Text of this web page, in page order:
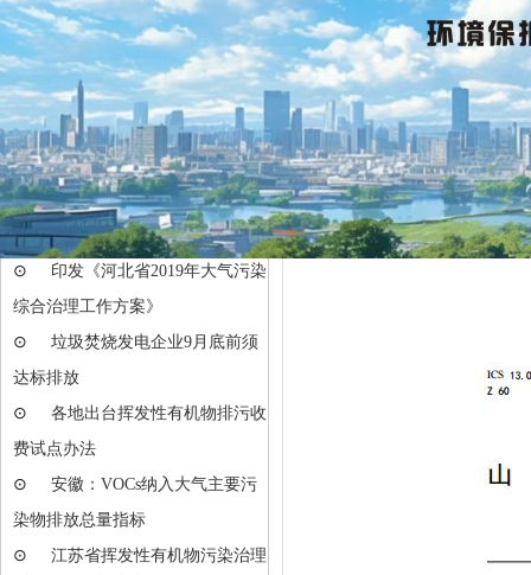
2017年9月3日
DB37/2801.3-
具制造业
综合治理方案》
⊙
山东、江苏、广东、河南等地
发布VOCs整治方案
⊙
汕头市VOCs整治与减排实施
方案（2019-2020年）
⊙
印发《河北省2019年大气污染
综合治理工作方案》
⊙
印发《河北省2019年大气污染
综合治理工作方案》
⊙
垃圾焚烧发电企业9月底前须
达标排放
⊙
各地出台挥发性有机物排污收
费试点办法
⊙
安徽：VOCs纳入大气主要污
染物排放总量指标
⊙
江苏省挥发性有机物污染治理